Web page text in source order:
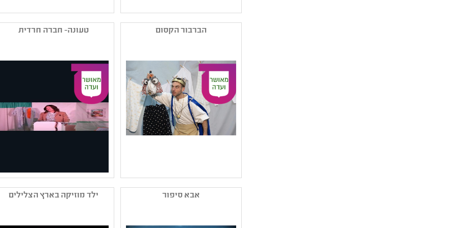
קטגוריה: תיאטרון אחר -
פרינג' ורב-תחומי ,תיאטרון
ילדים
קהל יעד: א - ג
נושאים: יחסים ,תהליכי
יצירה ,חוויות אישיות
קטגוריה: תיאטרון מוזיקלי
,תיאטרון אחר - פרינג'
נושאים: חוויות אישיות
,תהליכי יצירה
הברבור הקסום
לתרבות רב תחומית
קטגוריה: תיאטרון לגיל הרך
טעונה- חברה חרדית
ליכטנפלד
קטגוריה: מחזאות ישראלית
אבא סיפור ילד מוזיקה בארץ הצלילים